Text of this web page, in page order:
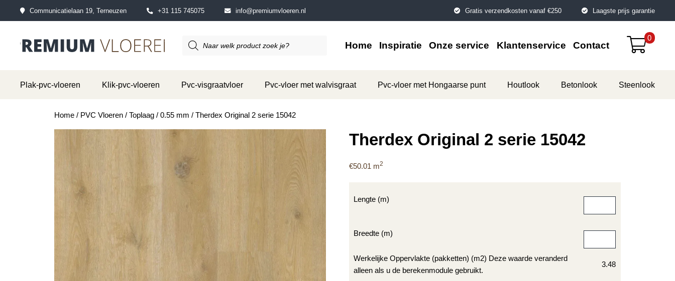
Communicatielaan 19, Terneuzen +31 115 745075 info@premiumvloeren.nl Gratis verzendkosten vanaf €250 Laagste prijs garantie
Producten
zoeken
Home Inspiratie Onze service Klantenservice Contact
0
Plak-pvc-vloeren Klik-pvc-vloeren Pvc-visgraatvloer Pvc-vloer met walvisgraat Pvc-vloer met Hongaarse punt Houtlook Betonlook Steenlook
Home/ PVC Vloeren/ Toplaag/ 0.55 mm / Therdex Original 2 serie 15042
Therdex Original 2 serie 15042
€50.01 m2
Lengte (m)
Breedte (m)
Werkelijke Oppervlakte (pakketten) (m2) Deze waarde veranderd
alleen als u de berekenmodule gebruikt.
3.48